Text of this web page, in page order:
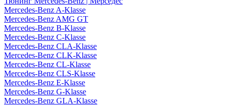
Mercedes-Benz A-Klasse
Mercedes-Benz AMG GT
Mercedes-Benz B-Klasse
Mercedes-Benz C-Klasse
Mercedes-Benz CLA-Klasse
Mercedes-Benz CLK-Klasse
Mercedes-Benz CL-Klasse
Mercedes-Benz CLS-Klasse
Mercedes-Benz E-Klasse
Mercedes-Benz G-Klasse
Mercedes-Benz GLA-Klasse